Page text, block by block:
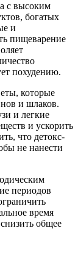
с высоким
богатых
и
пищеварение
похудению.
которые
и шлаков.
и легкие
и ускорить
что детокс-
не нанести
периодов
время
общее